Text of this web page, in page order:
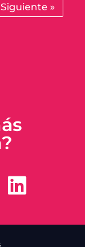
Siguiente »